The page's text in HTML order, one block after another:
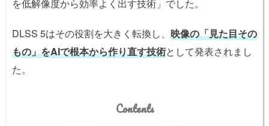
を低解像度から効率よく出す技術」でした。
DLSS 5はその役割を大きく転換し、 映像の「見た目その
もの」をAIで根本から作り直す技術として発表されまし
た。
Contents